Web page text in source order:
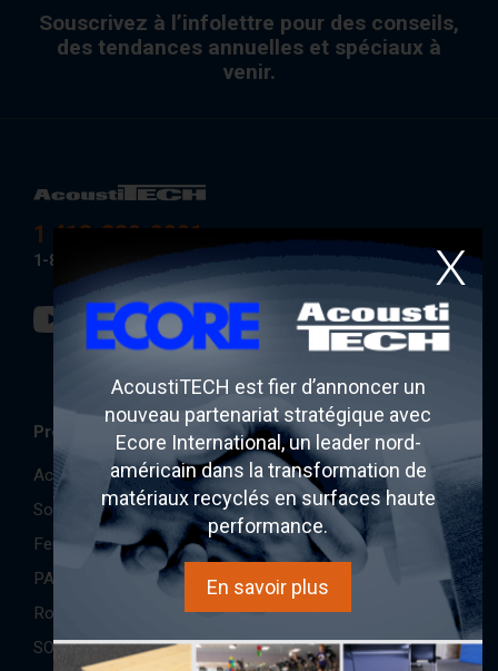
Souscrivez à l’infolettre pour des conseils,
des tendances annuelles et spéciaux à
venir.
1 418-889-0001
1-888-434-9317
Produits
AcoustiTECH
Soprema
Fermacell
PAC International
Rothoblaas
SONO/MAX25
Apprendre
Vidéos
FAQ
Documentation
Lexique
Blogues
AcoustiTECH est fier d’annoncer un
nouveau partenariat stratégique avec
Ecore International, un leader nord-
américain dans la transformation de
matériaux recyclés en surfaces haute
performance.
En savoir plus